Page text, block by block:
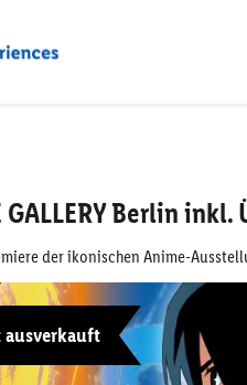
GALLERY Berlin
der ikonischen Anime-
ausverkauft